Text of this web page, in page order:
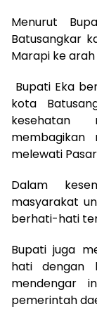
Menurut
Batusangkar
Marapi ke
Bupati Eka
kota
kesehatan
melewati
Dalam
masyarakat
berhati-hati
Bupati juga
hati dengan
mendengar
pemerintah